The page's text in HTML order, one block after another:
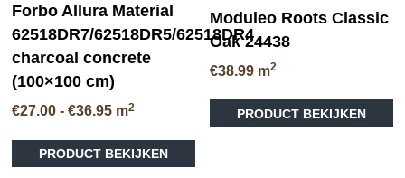
Forbo Allura Material
62518DR7/62518DR5/62518DR4
charcoal concrete
(100×100 cm)
€27.00 - €36.95Prijsklasse:
tot
€36.95
m2
PRODUCT BEKIJKEN
Moduleo Roots Classic
Oak 24438
€38.99 m2
PRODUCT BEKIJKEN